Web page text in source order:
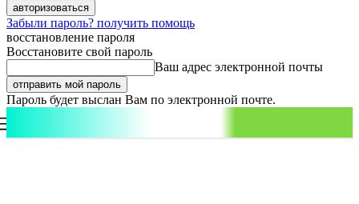
Забыли пароль? получить помощь
восстановление пароля
Восстановите свой пароль
Ваш адрес электронной почты
Пароль будет выслан Вам по электронной почте.